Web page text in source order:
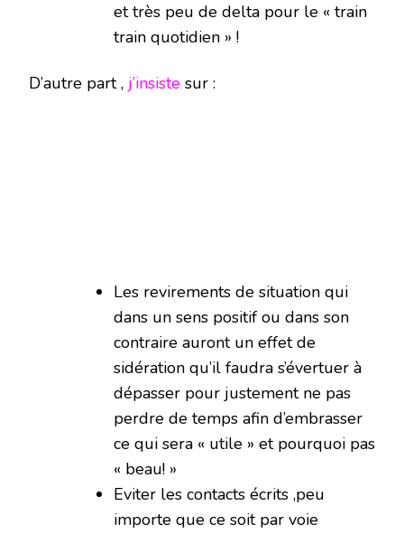
et très peu de delta pour le « train
train quotidien » !
D’autre part , j’insiste sur :
Les revirements de situation qui
dans un sens positif ou dans son
contraire auront un effet de
sidération qu’il faudra s’évertuer à
dépasser pour justement ne pas
perdre de temps afin d’embrasser
ce qui sera « utile » et pourquoi pas
« beau! »
Eviter les contacts écrits ,peu
importe que ce soit par voie